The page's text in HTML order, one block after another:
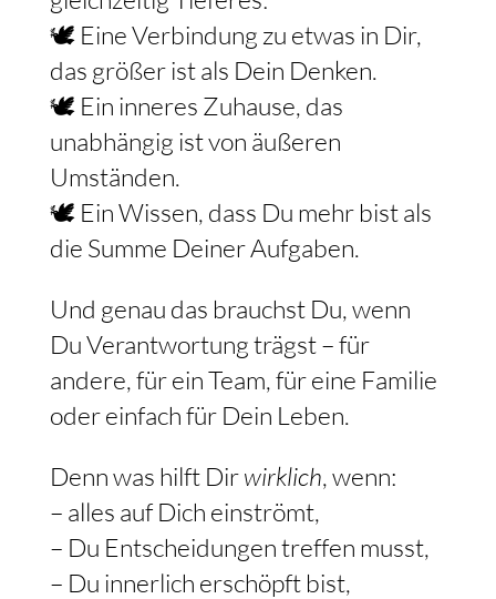
🕊 Eine Verbindung zu etwas in Dir,
das größer ist als Dein Denken.
🕊 Ein inneres Zuhause, das
unabhängig ist von äußeren
Umständen.
🕊 Ein Wissen, dass Du mehr bist als
die Summe Deiner Aufgaben.
Und genau das brauchst Du, wenn
Du Verantwortung trägst – für
andere, für ein Team, für eine Familie
oder einfach für Dein Leben.
Denn was hilft Dirwirklich, wenn:
– alles auf Dich einströmt,
– Du Entscheidungen treffen musst,
– Du innerlich erschöpft bist,